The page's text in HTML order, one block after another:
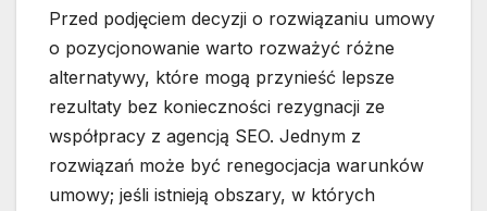
Przed podjęciem decyzji o rozwiązaniu umowy
o pozycjonowanie warto rozważyć różne
alternatywy, które mogą przynieść lepsze
rezultaty bez konieczności rezygnacji ze
współpracy z agencją SEO. Jednym z
rozwiązań może być renegocjacja warunków
umowy; jeśli istnieją obszary, w których